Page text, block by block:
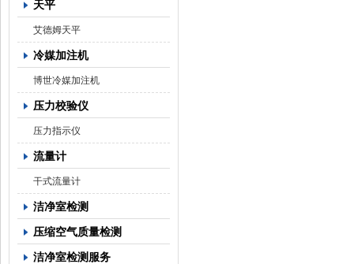
天平
艾德姆天平
冷媒加注机
博世冷媒加注机
压力校验仪
压力指示仪
流量计
干式流量计
洁净室检测
压缩空气质量检测
洁净室检测服务